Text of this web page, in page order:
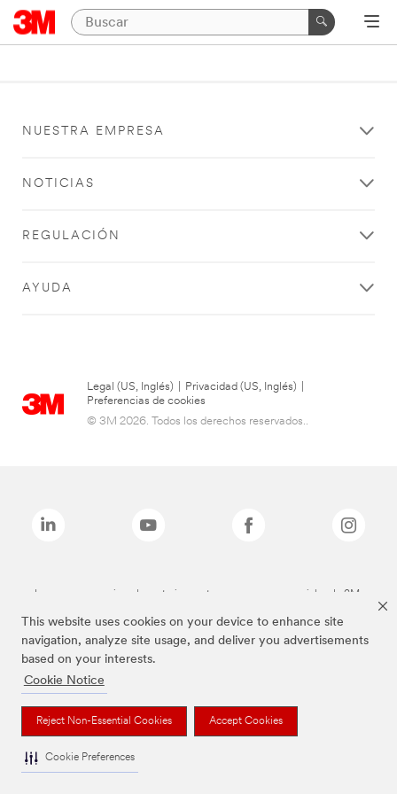
This website uses cookies on your device to enhance site
navigation, analyze site usage, and deliver you advertisements
based on your interests.
Cookie Notice
Reject Non-Essential Cookies Accept Cookies
Cookie Preferences
NUESTRA EMPRESA
NOTICIAS
REGULACIÓN
AYUDA
Legal (US, Inglés) Privacidad (US, Inglés)
Preferencias de cookies
© 3M 2026. Todos los derechos reservados..
Las marcas mencionadas anteriormente son marcas comerciales de 3M.